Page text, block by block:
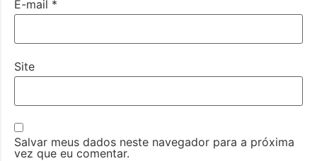
E-mail *
Site
Salvar meus dados neste navegador para a próxima
vez que eu comentar.